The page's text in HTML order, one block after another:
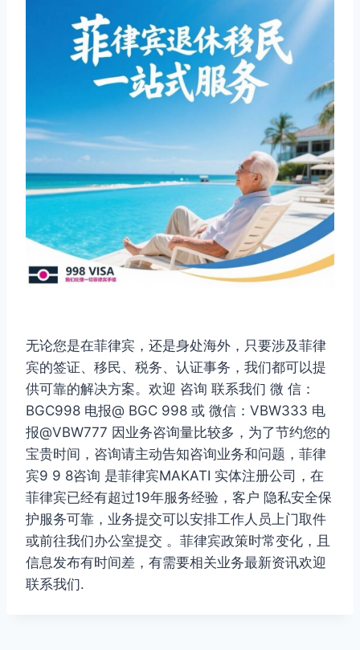
无论您是在菲律宾，还是身处海外，只要涉及菲律
宾的签证、移民、税务、认证事务，我们都可以提
供可靠的解决方案。欢迎 咨询 联系我们 微 信：
BGC998 电报@ BGC 998 或 微信：VBW333 电
报@VBW777 因业务咨询量比较多，为了节约您的
宝贵时间，咨询请主动告知咨询业务和问题，菲律
宾9 9 8咨询 是菲律宾MAKATI 实体注册公司，在
菲律宾已经有超过19年服务经验，客户 隐私安全保
护服务可靠，业务提交可以安排工作人员上门取件
或前往我们办公室提交 。菲律宾政策时常变化，且
信息发布有时间差，有需要相关业务最新资讯欢迎
联系我们.